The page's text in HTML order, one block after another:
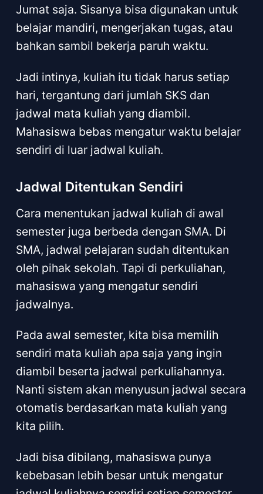
Jumat saja. Sisanya bisa digunakan untuk
belajar mandiri, mengerjakan tugas, atau
bahkan sambil bekerja paruh waktu.
Jadi intinya, kuliah itu tidak harus setiap
hari, tergantung dari jumlah SKS dan
jadwal mata kuliah yang diambil.
Mahasiswa bebas mengatur waktu belajar
sendiri di luar jadwal kuliah.
Jadwal Ditentukan Sendiri
Cara menentukan jadwal kuliah di awal
semester juga berbeda dengan SMA. Di
SMA, jadwal pelajaran sudah ditentukan
oleh pihak sekolah. Tapi di perkuliahan,
mahasiswa yang mengatur sendiri
jadwalnya.
Pada awal semester, kita bisa memilih
sendiri mata kuliah apa saja yang ingin
diambil beserta jadwal perkuliahannya.
Nanti sistem akan menyusun jadwal secara
otomatis berdasarkan mata kuliah yang
kita pilih.
Jadi bisa dibilang, mahasiswa punya
kebebasan lebih besar untuk mengatur